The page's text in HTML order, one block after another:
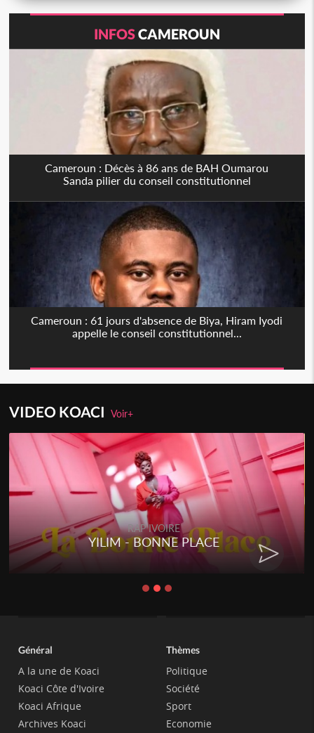
INFOSCAMEROUN
Cameroun : Décès à 86 ans de BAH Oumarou
Sanda pilier du conseil constitutionnel
Cameroun : 61 jours d'absence de Biya, Hiram Iyodi
appelle le conseil constitutionnel...
VIDEO KOACIVoir+
RAP IVOIRE
YILIM - BONNE PLACE
Général
A la une de Koaci
Koaci Côte d'Ivoire
Koaci Afrique
Archives Koaci
Thèmes
Politique
Société
Sport
Economie